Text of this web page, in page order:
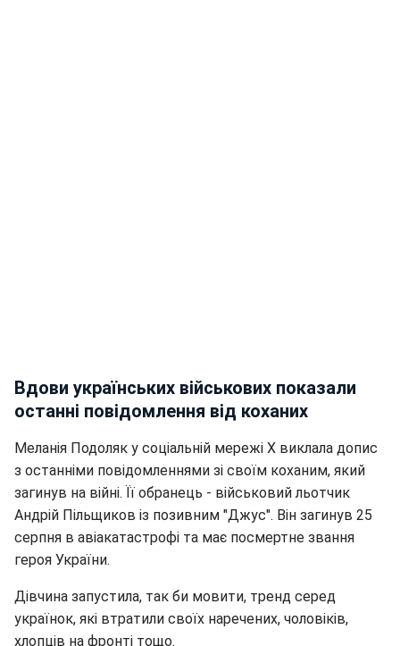
Вдови українських військових показали
останні повідомлення від коханих
Меланія Подоляк у соціальній мережі Х виклала допис
з останніми повідомленнями зі своїм коханим, який
загинув на війні. Її обранець - військовий льотчик
Андрій Пільщиков із позивним "Джус". Він загинув 25
серпня в авіакатастрофі та має посмертне звання
героя України.
Дівчина запустила, так би мовити, тренд серед
українок, які втратили своїх наречених, чоловіків,
хлопців на фронті тощо.